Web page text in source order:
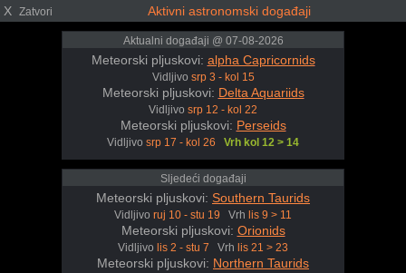
X Zatvori Aktivni astronomski događaji
Aktualni događaji @ 07-08-2026
Meteorski pljuskovi: alpha Capricornids
Vidljivo srp 3 - kol 15
Meteorski pljuskovi: Delta Aquariids
Vidljivo srp 12 - kol 22
Meteorski pljuskovi: Perseids
Vidljivo srp 17 - kol 26 Vrh kol 12 > 14
Sljedeći događaji
Meteorski pljuskovi: Southern Taurids
Vidljivo ruj 10 - stu 19 Vrh lis 9 > 11
Meteorski pljuskovi: Orionids
Vidljivo lis 2 - stu 7 Vrh lis 21 > 23
Meteorski pljuskovi: Northern Taurids